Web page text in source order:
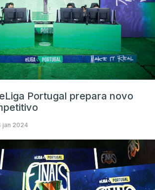
Portugal prepara novo
jan 2024